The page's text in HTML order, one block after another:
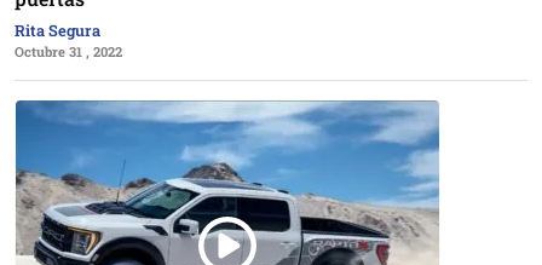
Rita Segura
Octubre 31 , 2022